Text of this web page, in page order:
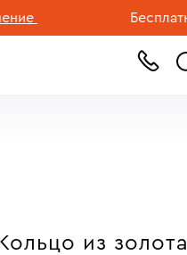
Бесплатная
Кольцо из